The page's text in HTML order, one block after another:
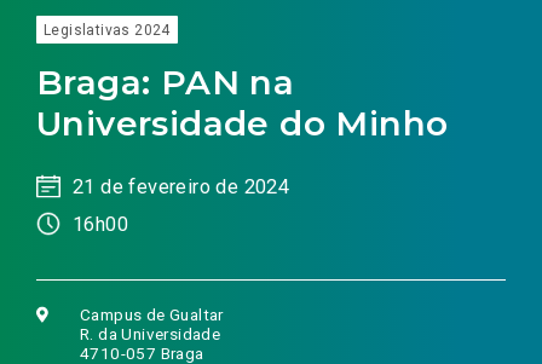
Legislativas 2024
Braga: PAN na
Universidade do Minho
21 de fevereiro de 2024
16h00
Campus de Gualtar
R. da Universidade
4710-057 Braga